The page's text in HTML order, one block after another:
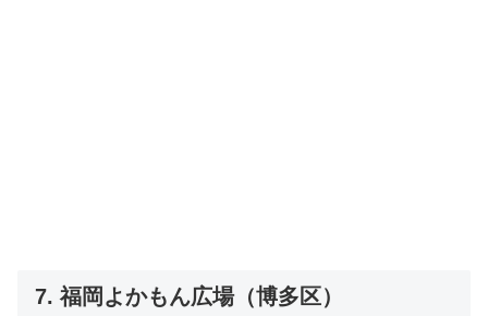
7. 福岡よかもん広場（博多区）